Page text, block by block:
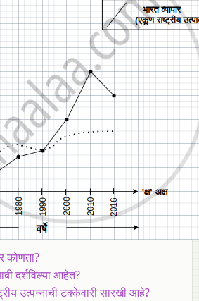
कोणता?
दर्शविल्या आहेत?
उत्पन्नाची टक्केवारी सारखी आहे?